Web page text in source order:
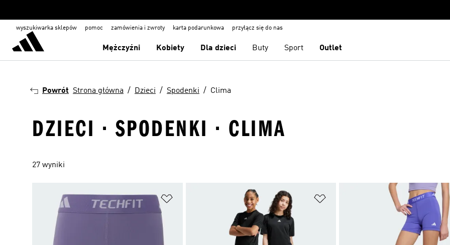
wyszukiwarka sklepów pomoc zamówienia i zwroty karta podarunkowa przyłącz się do nas
Mężczyźni Kobiety Dla dzieci Buty Sport Outlet
Powrót Strona główna Dzieci Spodenki Clima
DZIECI · SPODENKI · CLIMA
27 wyniki
Dodaj do listy życzeń Dodaj do listy życzeń